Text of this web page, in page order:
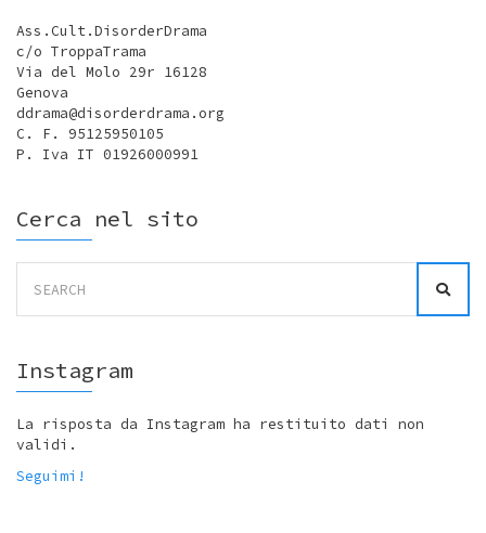
Ass.Cult.DisorderDrama
c/o TroppaTrama
Via del Molo 29r 16128
Genova
ddrama@disorderdrama.org
C. F. 95125950105
P. Iva IT 01926000991
Cerca nel sito
for:
Instagram
La risposta da Instagram ha restituito dati non
validi.
Seguimi!